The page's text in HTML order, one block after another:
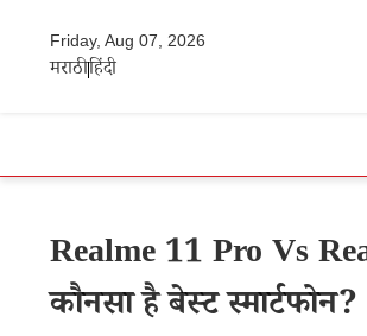
Friday, Aug 07, 2026
मराठीहिंदी
Realme 11 Pro Vs
कौनसा है बेस्ट स्मार्टफोन?